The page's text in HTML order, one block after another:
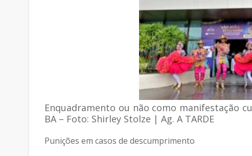
Enquadramento ou não como manifestação
BA – Foto: Shirley Stolze | Ag. A TARDE
Punições em casos de descumprimento